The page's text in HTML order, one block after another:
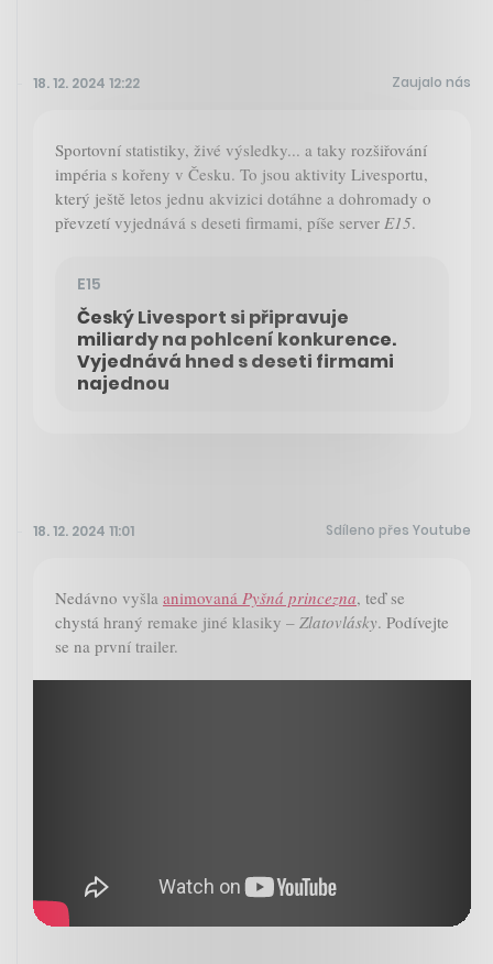
18. 12. 2024 12:22 Zaujalo nás
Sportovní statistiky, živé výsledky... a taky rozšiřování
impéria s kořeny v Česku. To jsou aktivity Livesportu,
který ještě letos jednu akvizici dotáhne a dohromady o
převzetí vyjednává s deseti firmami, píše server E15.
E15
Český Livesport si připravuje
miliardy na pohlcení konkurence.
Vyjednává hned s deseti firmami
najednou
18. 12. 2024 11:01 Sdíleno přes Youtube
Nedávno vyšla animovaná Pyšná princezna, teď se
chystá hraný remake jiné klasiky – Zlatovlásky. Podívejte
se na první trailer.